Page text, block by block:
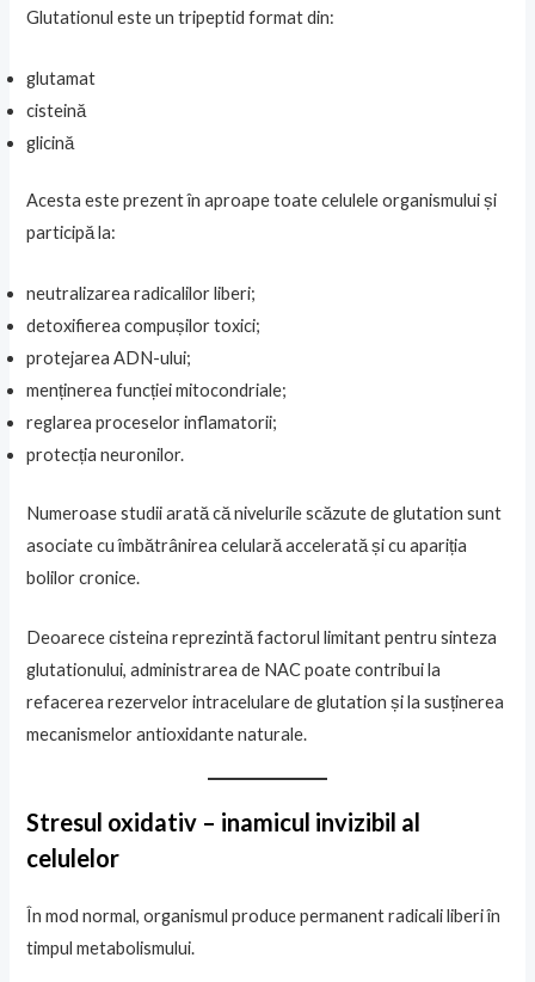
Glutationul este un tripeptid format din:
glutamat
cisteină
glicină
Acesta este prezent în aproape toate celulele organismului și
participă la:
neutralizarea radicalilor liberi;
detoxifierea compușilor toxici;
protejarea ADN-ului;
menținerea funcției mitocondriale;
reglarea proceselor inflamatorii;
protecția neuronilor.
Numeroase studii arată că nivelurile scăzute de glutation sunt
asociate cu îmbătrânirea celulară accelerată și cu apariția
bolilor cronice.
Deoarece cisteina reprezintă factorul limitant pentru sinteza
glutationului, administrarea de NAC poate contribui la
refacerea rezervelor intracelulare de glutation și la susținerea
mecanismelor antioxidante naturale.
Stresul oxidativ – inamicul invizibil al
celulelor
În mod normal, organismul produce permanent radicali liberi în
timpul metabolismului.